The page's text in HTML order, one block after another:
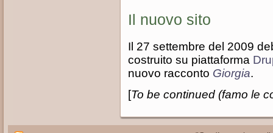
Il nuovo sito
Il 27 settembre del 2009
costruito su piattaforma
nuovo racconto Giorgia.
[To be continued (famo le